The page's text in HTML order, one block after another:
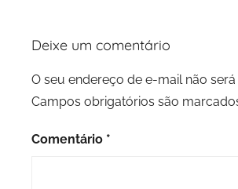
Deixe um comentário
O seu endereço de e-mail não
Campos obrigatórios são
Comentário *